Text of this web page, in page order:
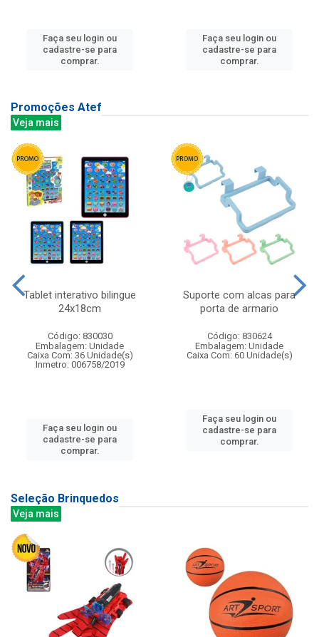
Faça seu login ou
cadastre-se para
comprar.
Faça seu login ou
cadastre-se para
comprar.
Promoções Atef
Veja mais
Tablet interativo bilingue
24x18cm
Código: 830030
Embalagem: Unidade
Caixa Com: 36 Unidade(s)
Inmetro: 006758/2019
Faça seu login ou
cadastre-se para
comprar.
Suporte com alcas para
porta de armario
Código: 830624
Embalagem: Unidade
Caixa Com: 60 Unidade(s)
Faça seu login ou
cadastre-se para
comprar.
Seleção Brinquedos
Veja mais